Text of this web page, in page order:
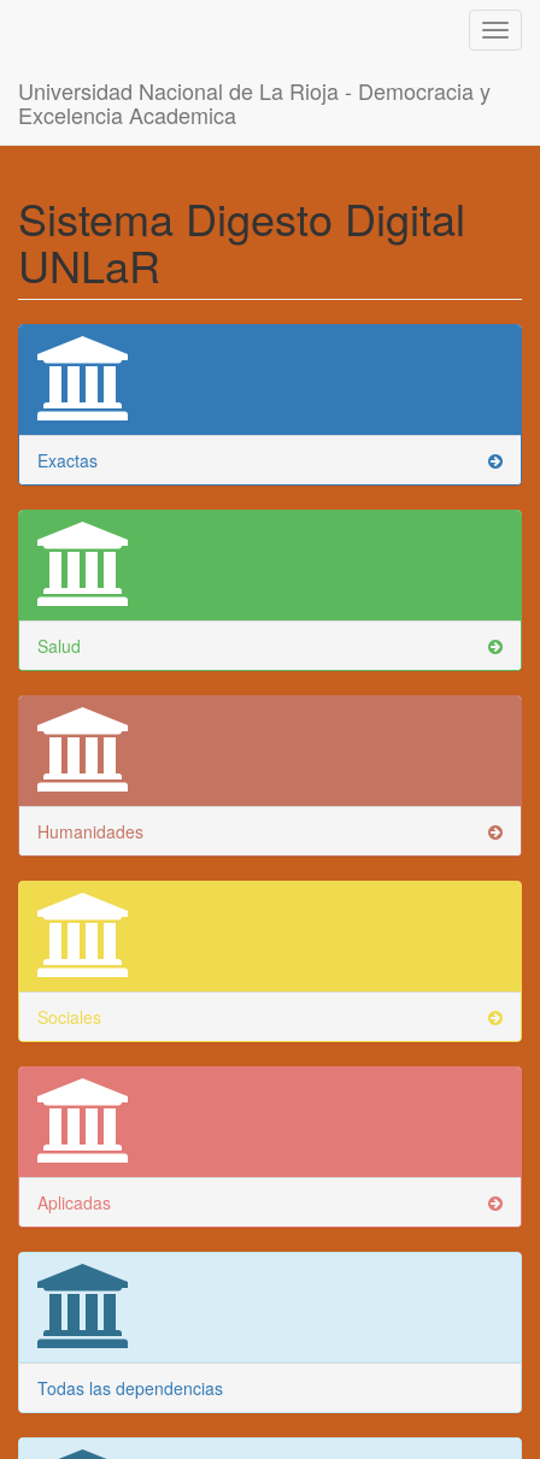
Universidad Nacional de La Rioja - Democracia y
Excelencia Academica
Sistema Digesto Digital
UNLaR
Exactas
Salud
Humanidades
Sociales
Aplicadas
Todas las dependencias